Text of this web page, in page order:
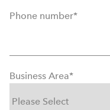
Phone number*
Business Area*